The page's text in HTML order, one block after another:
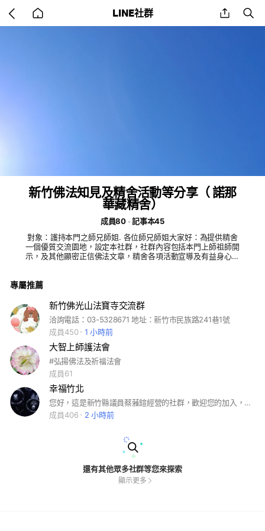
back
to
LINE社群 share
新竹佛法知見及精舍活動等分享（ 諾那
華藏精舍）
成員80
記事本45
對象：護持本門之師兄師姐. 各位師兄師姐大家好：為提供精舍
一個優質交流園地，設定本社群，社群內容包括本門上師祖師開
示，及其他顯密正信佛法文章，精舍各項活動宣導及有益身心健
維持版面重要訊息避免洗版令大眾容易讀取，上傳文章影片能維
為原則，謝謝大家配合，阿彌陀佛！
專屬推薦
新竹佛光山法寶寺交流群
洽詢電話：03-5328671 地址：新竹市民族路241巷1號
成員450
1 小時前
大智上師護法會
#弘揚佛法及祈福法會
成員61
幸福竹北
您好，這是新竹縣議員蔡蕥鍹經營的社群，歡迎您的加入，幸福竹北，你我同行 💖
成員406
2 小時前
還有其他眾多社群等您來探索
顯示更多